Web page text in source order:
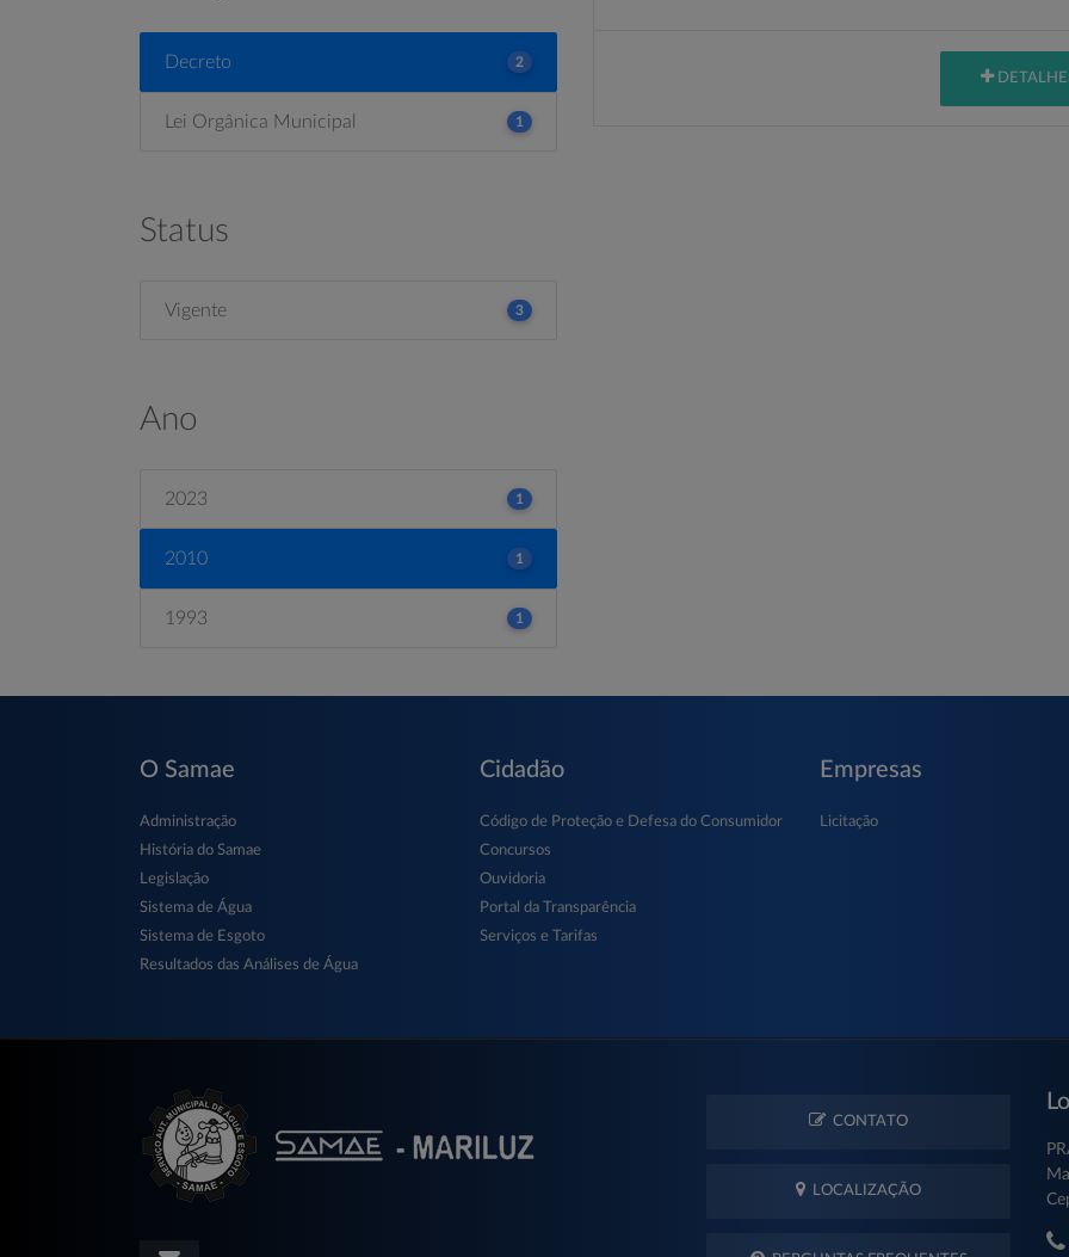
Decreto 2
Lei Orgânica Municipal 1
Status
Vigente 3
Ano
2023 1
2010 1
1993 1
O Samae
Administração
História do Samae
Legislação
Sistema de Água
Sistema de Esgoto
Resultados das Análises de Água
Cidadão
Código de Proteção e Defesa do Consumidor
Concursos
Ouvidoria
Portal da Transparência
Serviços e Tarifas
Empresas
Licitação
CONTATO
LOCALIZAÇÃO